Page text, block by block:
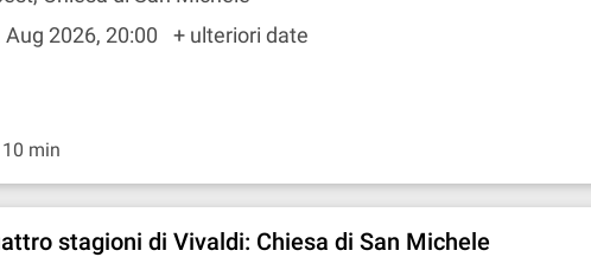
Aug 2026, 20:00
+ ulteriori date
min
stagioni di Vivaldi: Chiesa di San Michele